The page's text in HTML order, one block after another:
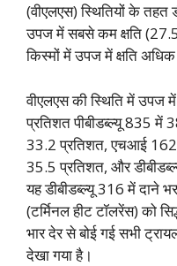
(वीएलएस) स्थितियों के तहत
उपज में सबसे कम क्षति
किस्मों में उपज में क्षति
वीएलएस की स्थिति में उपज
प्रतिशत पीबीडब्ल्यू 835
33.2 प्रतिशत, एचआई
35.5 प्रतिशत, और
यह डीबीडब्ल्यू 316 में दाने
(टर्मिनल हीट टॉलरेंस) को
भार देर से बोई गई सभी
देखा गया है।